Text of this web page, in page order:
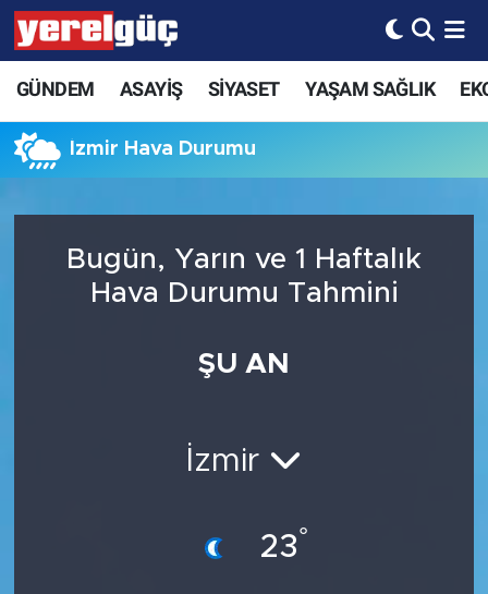
GÜNDEM ASAYİŞ SİYASET YAŞAM SAĞLIK
İzmir Hava Durumu
Bugün, Yarın ve 1 Haftalık
Hava Durumu Tahmini
ŞU AN
İzmir
23°